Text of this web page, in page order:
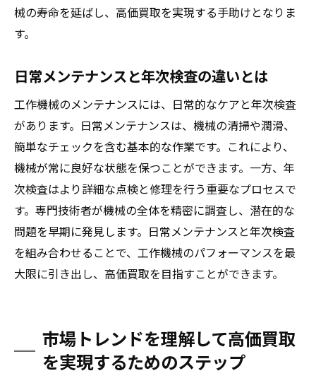
械の寿命を延ばし、高価買取を実現する手助けとなりま
す。
日常メンテナンスと年次検査の違いとは
工作機械のメンテナンスには、日常的なケアと年次検査
があります。日常メンテナンスは、機械の清掃や潤滑、
簡単なチェックを含む基本的な作業です。これにより、
機械が常に良好な状態を保つことができます。一方、年
次検査はより詳細な点検と修理を行う重要なプロセスで
す。専門技術者が機械の全体を精密に調査し、潜在的な
問題を早期に発見します。日常メンテナンスと年次検査
を組み合わせることで、工作機械のパフォーマンスを最
大限に引き出し、高価買取を目指すことができます。
市場トレンドを理解して高価買取
を実現するためのステップ